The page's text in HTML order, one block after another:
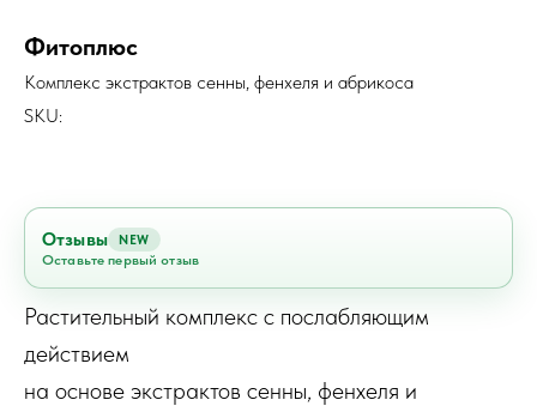
Фитоплюс
Комплекс экстрактов сенны, фенхеля и абрикоса
SKU:
Отзывы NEW
Оставьте первый отзыв
Растительный комплекс с послабляющим
действием
на основе экстрактов сенны, фенхеля и